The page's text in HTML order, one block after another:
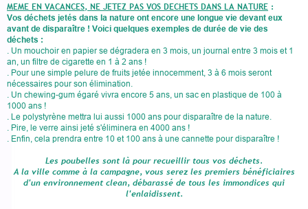
MEME EN VACANCES, NE JETEZ PAS VOS DECHETS DANS LA NATURE :
Vos déchets jetés dans la nature ont encore une longue vie devant eux
avant de disparaître ! Voici quelques exemples de durée de vie des
déchets :
. Un mouchoir en papier se dégradera en 3 mois, un journal entre 3 mois et 1
an, un filtre de cigarette en 1 à 2 ans !
. Pour une simple pelure de fruits jetée innocemment, 3 à 6 mois seront
nécessaires pour son élimination.
. Un chewing-gum égaré vivra encore 5 ans, un sac en plastique de 100 à
1000 ans !
. Le polystyrène mettra lui aussi 1000 ans pour disparaître de la nature.
. Pire, le verre ainsi jeté s'éliminera en 4000 ans !
. Enfin, cela prendra entre 10 et 100 ans à une cannette pour disparaître !
Les poubelles sont là pour recueillir tous vos déchets.
A la ville comme à la campagne, vous serez les premiers bénéficiaires
d'un environnement clean, débarassé de tous les immondices qui
l'enlaidissent.